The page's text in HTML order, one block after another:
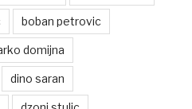
boban petrovic
domijna
dino saran